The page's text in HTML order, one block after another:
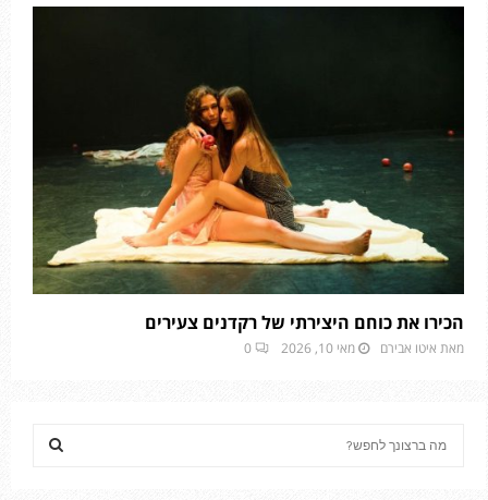
הכירו את כוחם היצירתי של רקדנים צעירים
מאת איטו אבירם מאי 10, 2026 0